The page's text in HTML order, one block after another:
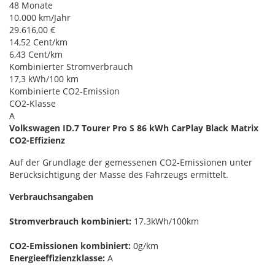
48 Monate
10.000 km/Jahr
29.616,00 €
14,52 Cent/km
6,43 Cent/km
Kombinierter Stromverbrauch
17,3 kWh/100 km
Kombinierte CO2-Emission
CO2-Klasse
A
Volkswagen ID.7 Tourer Pro S 86 kWh CarPlay Black Matrix
CO2-Effizienz
Auf der Grundlage der gemessenen CO2-Emissionen unter
Berücksichtigung der Masse des Fahrzeugs ermittelt.
Verbrauchsangaben
Stromverbrauch kombiniert: 17.3kWh/100km
CO2-Emissionen kombiniert: 0g/km
Energieeffizienzklasse: A